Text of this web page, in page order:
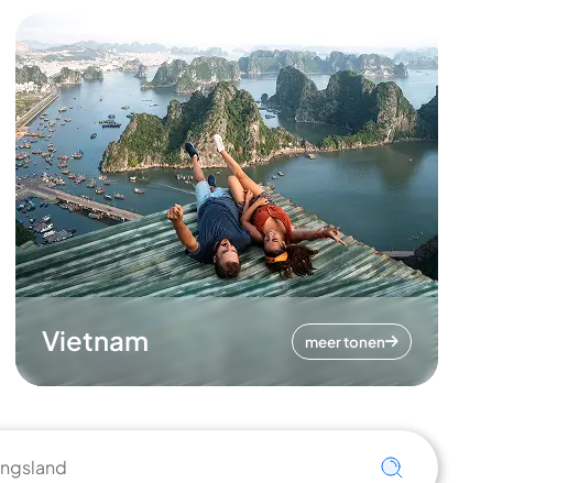
Vietnam meer tonen